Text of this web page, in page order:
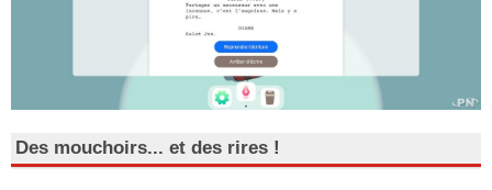
Des mouchoirs... et des rires !